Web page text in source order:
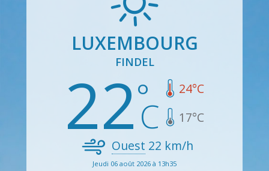
LUXEMBOURG
FINDEL
22 24°C
17°C
Ouest 22 km/h
Jeudi 06 août 2026 à 13h35